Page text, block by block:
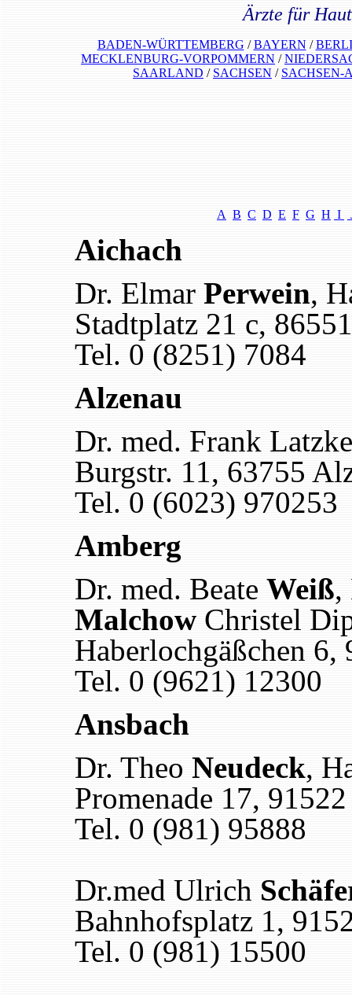
Ärzte für
BADEN-WÜRTTEMBERG /BAYERN/
MECKLENBURG-VORPOMMERN /
SAARLAND / SACHSEN / SACHSEN-
A B C D E F G H I
Aichach
Dr. Elmar Perwein,
Stadtplatz 21 c,
Tel. 0 (8251) 7084
Alzenau
Dr. med. Frank
Burgstr. 11, 63755
Tel. 0 (6023) 970253
Amberg
Dr. med. Beate Weiß,
Malchow Christel
Haberlochgäßchen 6,
Tel. 0 (9621) 12300
Ansbach
Dr. Theo Neudeck,
Promenade 17,
Tel. 0 (981) 95888
Dr.med Ulrich
Bahnhofsplatz 1,
Tel. 0 (981) 15500